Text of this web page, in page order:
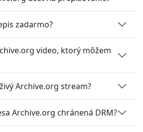
zadarmo?
video, ktorý môžem
Archive.org stream?
Archive.org chránená DRM?